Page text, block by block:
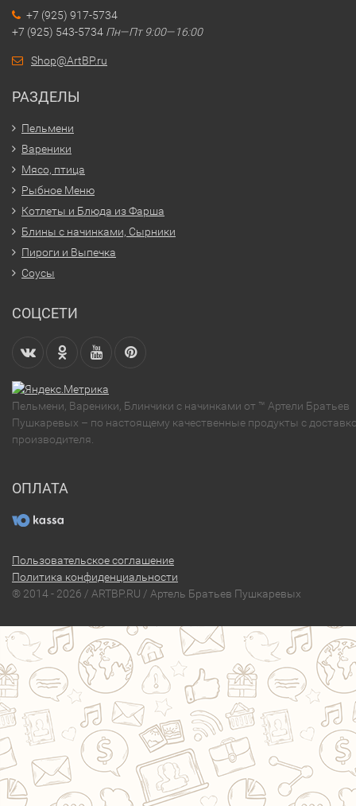
+7 (925) 917-5734
+7 (925) 543-5734 Пн—Пт 9:00—16:00
Shop@ArtBP.ru
РАЗДЕЛЫ
Пельмени
Вареники
Мясо, птица
Рыбное Меню
Котлеты и Блюда из Фарша
Блины с начинками, Сырники
Пироги и Выпечка
Соусы
СОЦСЕТИ
Пельмени, Вареники, Блинчики с начинками от ™ Артели Братьев
Пушкаревых – по настоящему качественные продукты с
производителя.
ОПЛАТА
Пользовательское соглашение
Политика конфиденциальности
® 2014 - 2026 / ARTBP.RU / Артель Братьев Пушкаревых